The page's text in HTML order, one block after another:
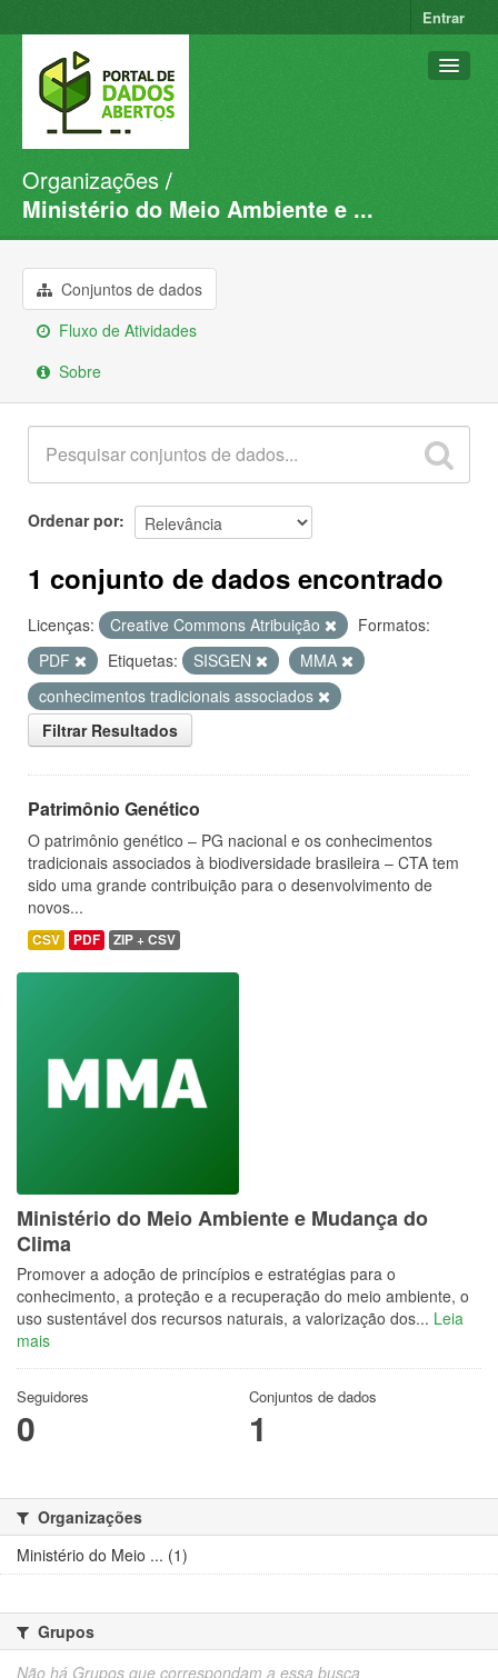
Entrar
Conjuntos de dados
Organizações
Sobre
Organizações
Ministério do Meio Ambiente e ...
Conjuntos de dados
Fluxo de Atividades
Sobre
Ordenar por
1 conjunto de dados encontrado
Licenças: Creative Commons Atribuição
Formatos:
PDF
Etiquetas: SISGEN
MMA
conhecimentos tradicionais associados
Filtrar Resultados
Patrimônio Genético
O patrimônio genético – PG nacional e os conhecimentos
tradicionais associados à biodiversidade brasileira – CTA tem
sido uma grande contribuição para o desenvolvimento de
novos...
CSV PDF ZIP + CSV
Ministério do Meio Ambiente e Mudança do
Clima
Promover a adoção de princípios e estratégias para o
conhecimento, a proteção e a recuperação do meio ambiente, o
uso sustentável dos recursos naturais, a valorização dos... Leia
mais
Seguidores
0
Conjuntos de dados
1
Organizações
Ministério do Meio ... (1)
Grupos
Não há Grupos que correspondam a essa busca